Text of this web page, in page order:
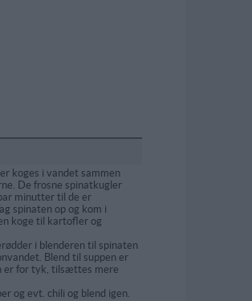
koges i vandet sammen
De frosne spinatkugler
minutter til de er
spinaten op og kom i
koge til kartofler og
i blenderen til spinaten
Blend til suppen er
er for tyk, tilsættes mere
og evt. chili og blend igen.